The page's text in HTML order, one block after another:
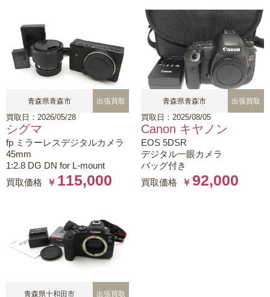
青森県青森市 出張買取
買取日：2026/05/28
シグマ
fp ミラーレスデジタルカメラ
45mm
1:2.8 DG DN for L-mount
買取価格
￥ 115,000
青森県青森市 出張買取
買取日：2025/08/05
Canon キヤノン
EOS 5DSR
デジタル一眼カメラ
バッグ付き
買取価格
￥ 92,000
青森県十和田市 出張買取